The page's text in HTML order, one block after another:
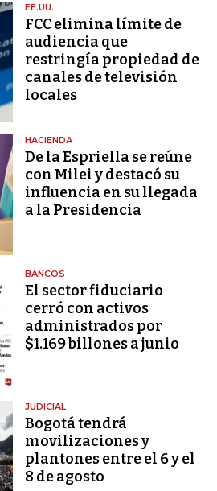
EE.UU.
FCC elimina límite de
audiencia que
restringía propiedad de
canales de televisión
locales
HACIENDA
De la Espriella se reúne
con Milei y destacó su
influencia en su llegada
a la Presidencia
BANCOS
El sector fiduciario
cerró con activos
administrados por
$1.169 billones a junio
JUDICIAL
Bogotá tendrá
movilizaciones y
plantones entre el 6 y el
8 de agosto